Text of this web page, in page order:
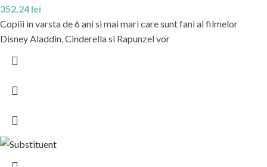
352,24 lei
Copiii in varsta de 6 ani si mai mari care sunt fani ai filmelor
Disney Aladdin, Cinderella si Rapunzel vor